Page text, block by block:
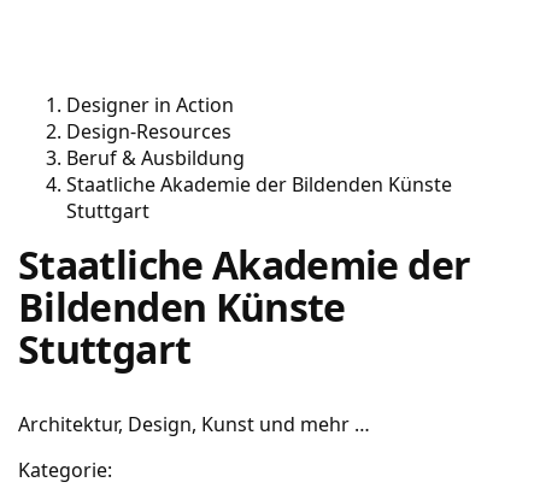
Designer in Action
Design-Resources
Beruf & Ausbildung
Staatliche Akademie der Bildenden Künste
Stuttgart
Staatliche Akademie der
Bildenden Künste
Stuttgart
Architektur, Design, Kunst und mehr …
Kategorie: